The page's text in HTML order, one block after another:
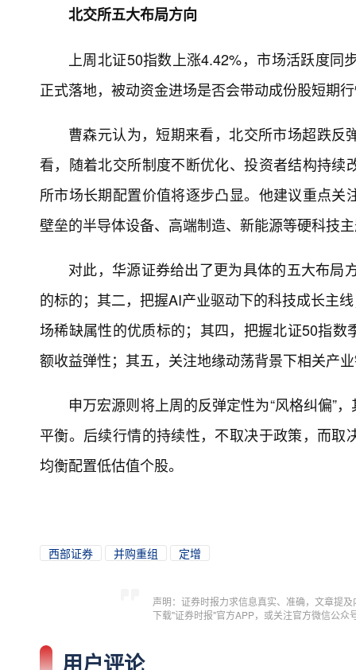
北交所五大布局方向
上周北证50指数上涨4.42%，市场活跃度
正式落地，被动资金进场是否会带动成份股短期
曹森元认为，短期来看，北交所市场超跌
看，随着北交所制度不断优化、投资者结构持
所市场长期配置价值将逐步凸显。他建议重点
壁垒的半导体设备、高端制造、新能源等硬科技
对此，华源证券给出了更为具体的五大布局
的标的；其二，把握AI产业驱动下的科技成长主
场稀缺属性的优质标的；其四，把握北证50指
额收益弹性；其五，关注地缘动荡背景下相关产
申万宏源则将上周的反弹定性为“风格纠偏”
平衡。后续行情的持续性，不取决于政策，而
均衡配置低估值个股。
西部证券 并购重组 定增
声明：证券时报力求信息真实、准确，文章提
下载"证券时报"官方APP，或关注官方微信公
用户评论